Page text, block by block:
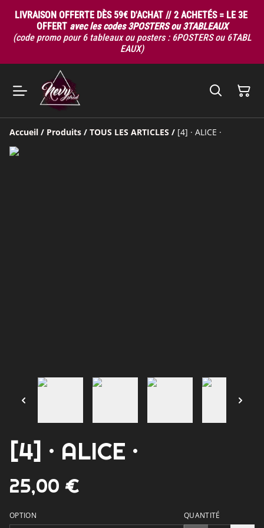
LIVRAISON OFFERTE DÈS 59€ D'ACHAT // 2 ACHETÉS = LE 3E
OFFERT avec les codes 3POSTERS ou 3TABLEAUX
(code promo pour 6 tableaux ou posters : 6POSTERS ou 6TABL
EAUX)
Accueil / Produits / TOUS LES ARTICLES / [4] · ALICE ·
[4] · ALICE ·
25,00 €
OPTION QUANTITÉ